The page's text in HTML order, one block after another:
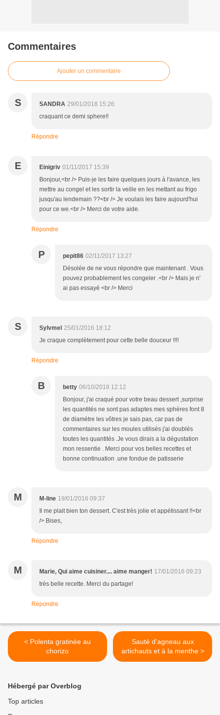
Commentaires
Ajouter un commentaire
S SANDRA 29/01/2018 15:26
craquant ce demi sphere!!
Répondre
E Einigriv 01/11/2017 15:39
Bonjour,<br /> Puis-je les faire quelques jours à l'avance, les
mettre au congel et les sortir la veille en les mettant au frigo
jusqu'au lendemain ??<br /> Je voulais les faire aujourd'hui
pour ce we.<br /> Merci de votre aide.
Répondre
P pepit86 02/11/2017 13:27
Désolée de ne vous répondre que maintenant . Vous
pouvez probablement les congeler .<br /> Mais je n'
ai pas essayé <br /> Merci
S Sylvmel 25/01/2016 18:12
Je craque complètement pour cette belle douceur !!!!
Répondre
B betty 06/10/2018 12:12
Bonjour, j'ai craqué pour votre beau dessert ,surprise
les quantités ne sont pas adaptes mes sphères font 8
de diamètre les vôtres je sais pas, car pas de
commentaires sur les moules utilisés j'ai doublés
toutes les quantités .Je vous dirais a la dégustation
mon ressentie . Merci pour vos belles recettes et
bonne continuation .une fondue de patisserie
M M-line 19/01/2016 09:37
Il me plait bien ton dessert. C'est très jolie et appétissant !!<br
/> Bises,
Répondre
M Marie, Qui aime cuisiner.... aime manger! 17/01/2016 09:23
très belle recette. Merci du partage!
Répondre
< Polenta gratinée au
chorizo
Sauté d'agneau aux
artichauts et à la menthe >
Hébergé par Overblog
Top articles